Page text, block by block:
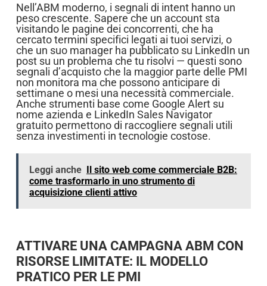
Nell’ABM moderno, i segnali di intent hanno un
peso crescente. Sapere che un account sta
visitando le pagine dei concorrenti, che ha
cercato termini specifici legati ai tuoi servizi, o
che un suo manager ha pubblicato su LinkedIn un
post su un problema che tu risolvi — questi sono
segnali d’acquisto che la maggior parte delle PMI
non monitora ma che possono anticipare di
settimane o mesi una necessità commerciale.
Anche strumenti base come Google Alert su
nome azienda e LinkedIn Sales Navigator
gratuito permettono di raccogliere segnali utili
senza investimenti in tecnologie costose.
Leggi anche Il sito web come commerciale B2B:
come trasformarlo in uno strumento di
acquisizione clienti attivo
ATTIVARE UNA CAMPAGNA ABM CON
RISORSE LIMITATE: IL MODELLO
PRATICO PER LE PMI